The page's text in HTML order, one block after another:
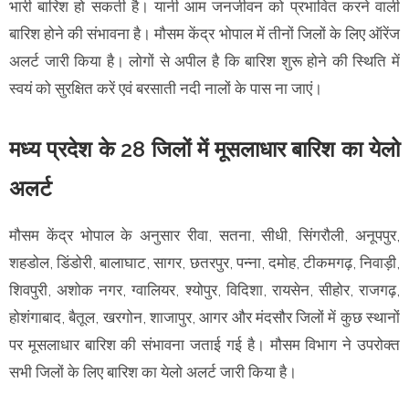
भारी बारिश हो सकती है। यानी आम जनजीवन को प्रभावित करने वाली
बारिश होने की संभावना है। मौसम केंद्र भोपाल में तीनों जिलों के लिए ऑरेंज
अलर्ट जारी किया है। लोगों से अपील है कि बारिश शुरू होने की स्थिति में
स्वयं को सुरक्षित करें एवं बरसाती नदी नालों के पास ना जाएं।
मध्य प्रदेश के 28 जिलों में मूसलाधार बारिश का येलो
अलर्ट
मौसम केंद्र भोपाल के अनुसार रीवा, सतना, सीधी, सिंगरौली, अनूपपुर,
शहडोल, डिंडोरी, बालाघाट, सागर, छतरपुर, पन्ना, दमोह, टीकमगढ़, निवाड़ी,
शिवपुरी, अशोक नगर, ग्वालियर, श्योपुर, विदिशा, रायसेन, सीहोर, राजगढ़,
होशंगाबाद, बैतूल, खरगोन, शाजापुर, आगर और मंदसौर जिलों में कुछ स्थानों
पर मूसलाधार बारिश की संभावना जताई गई है। मौसम विभाग ने उपरोक्त
सभी जिलों के लिए बारिश का येलो अलर्ट जारी किया है।